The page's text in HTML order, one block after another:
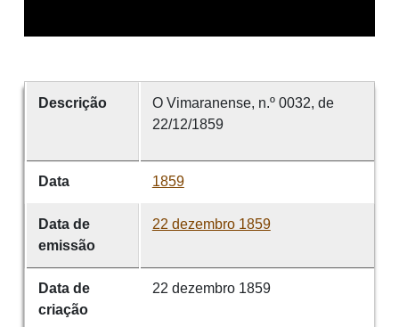
Descrição
O Vimaranense, n.º 0032, de
22/12/1859
Data 1859
Data de
emissão
22 dezembro 1859
Data de
criação
22 dezembro 1859